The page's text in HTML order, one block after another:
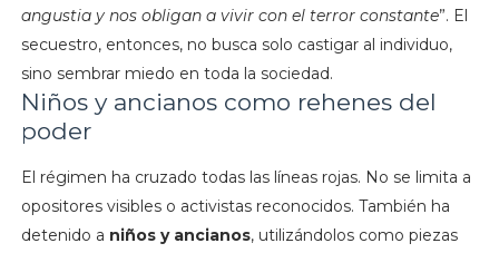
angustia y nos obligan a vivir con el terror constante”. El
secuestro, entonces, no busca solo castigar al individuo,
sino sembrar miedo en toda la sociedad.
Niños y ancianos como rehenes del
poder
El régimen ha cruzado todas las líneas rojas. No se limita a
opositores visibles o activistas reconocidos. También ha
detenido a niños y ancianos, utilizándolos como piezas